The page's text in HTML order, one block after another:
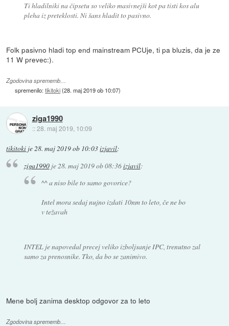
Ti hladilniki na čipsetu so veliko masivnejši kot pa tisti kos alu
pleha iz preteklosti. Ni šans hladit to pasivno.
Folk pasivno hladi top end mainstream PCUje, ti pa bluzis, da je ze
11 W prevec:).
Zgodovina sprememb…
spremenilo:tikitoki(28. maj 2019 ob 10:07)
ziga1990
::28. maj 2019, 10:09
tikitoki je28. maj 2019 ob 10:03izjavil:
ziga1990je28. maj 2019 ob 08:36izjavil:
^^ a niso bile to samo govorice?
Intel mora sedaj nujno izdati 10nm to leto, če ne bo
v težavah
INTEL je napovedal precej veliko izboljsanje IPC, trenutno zal
samo za prenosnike. Tko, da bo se zanimivo.
Mene bolj zanima desktop odgovor za to leto
Zgodovina sprememb…